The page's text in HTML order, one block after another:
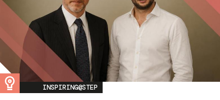
Image
INSPIRING@STEP